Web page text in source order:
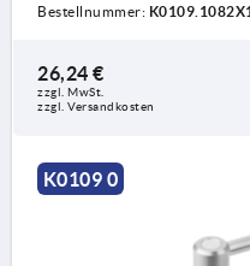
Bestellnummer:
26,24 €
zzgl. MwSt.
zzgl. Versandkosten
K0109 0